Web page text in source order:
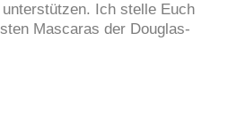
Ich stelle Euch
Mascaras der Douglas-